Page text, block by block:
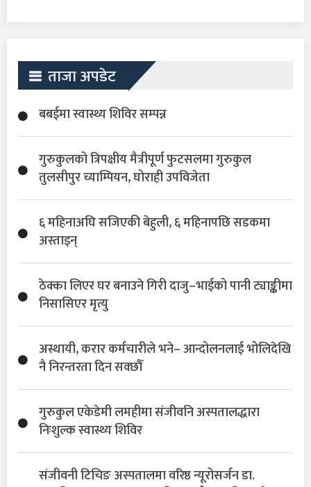
ताजा अपडेट
बबईमा स्वास्थ्य शिविर सम्पन्न
गुरुकुलको त्रिपक्षीय मैत्रीपूर्ण फुटसलमा गुरुकुल
तुलसीपुर च्याम्पियन, घोराही उपविजेता
६ महिनाअघि सजिएकी बेहुली, ६ महिनापछि सडकमा
अस्ताइन्
ठेक्का लिएर घर बनाउने गिरी दाजु–भाईको पानी ट्याङ्कीमा
निसासिएर मृत्यु
अस्थायी, करार कर्मचारीले भने– आन्दोलनलाई भोलिदेखि
नै निरन्तरता दिन सक्छौँ
गुरुकुल एकेडेमी लमहीमा संजीवनि अस्पतालद्धारा
निःशुल्क स्वास्थ्य शिविर
संजीवनी टिचिङ अस्पतालमा वरिष्ठ न्यूरोसर्जन डा.